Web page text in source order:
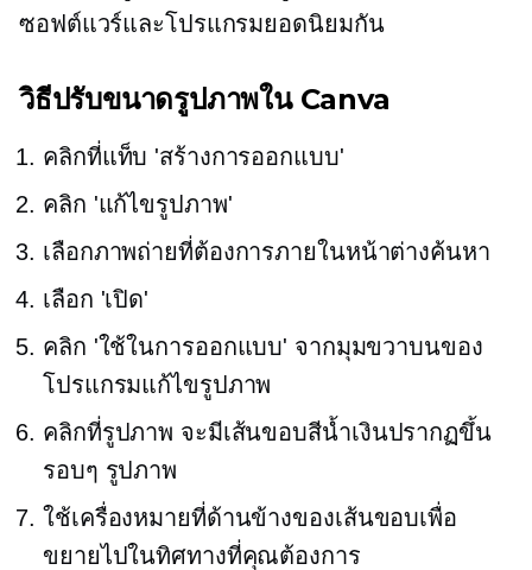
ซอฟต์แวร์และโปรแกรมยอดนิยมกัน
วิธีปรับขนาดรูปภาพใน Canva
คลิกที่แท็บ 'สร้างการออกแบบ'
คลิก 'แก้ไขรูปภาพ'
เลือกภาพถ่ายที่ต้องการภายในหน้าต่างค้นหา
เลือก 'เปิด'
คลิก 'ใช้ในการออกแบบ' จากมุมขวาบนของ
โปรแกรมแก้ไขรูปภาพ
คลิกที่รูปภาพ จะมีเส้นขอบสีน้ำเงินปรากฏขึ้น
รอบๆ รูปภาพ
ใช้เครื่องหมายที่ด้านข้างของเส้นขอบเพื่อ
ขยายไปในทิศทางที่คุณต้องการ